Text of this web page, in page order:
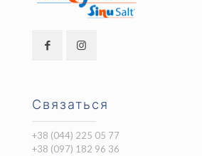
Связаться
+38 (044) 225 05 77
+38 (097) 182 96 36